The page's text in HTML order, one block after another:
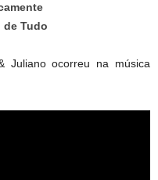
de Tudo
Juliano ocorreu na música